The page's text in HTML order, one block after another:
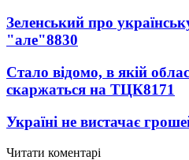
Зеленський про
"але"8830
Стало відомо, в якій
скаржаться на ТЦК8171
Україні не вистачає
Читати коментарі